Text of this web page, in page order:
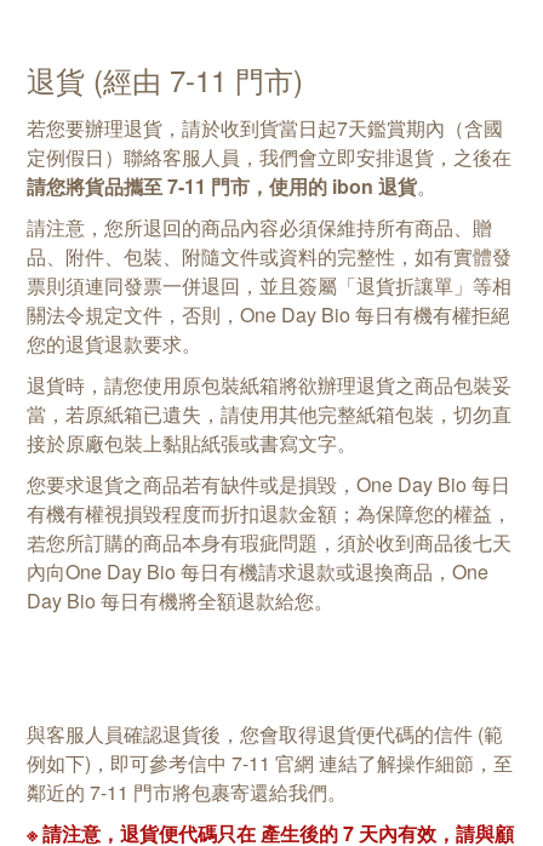
退貨 (經由 7-11 門市)
若您要辦理退貨，請於收到貨當日起7天鑑賞期內（含國
定例假日）聯絡客服人員，我們會立即安排退貨，之後在
請您將貨品攜至 7-11 門市，使用的 ibon 退貨。
請注意，您所退回的商品內容必須保維持所有商品、贈
品、附件、包裝、附隨文件或資料的完整性，如有實體發
票則須連同發票一併退回，並且簽屬「退貨折讓單」等相
關法令規定文件，否則，One Day Bio 每日有機有權拒絕
您的退貨退款要求。
退貨時，請您使用原包裝紙箱將欲辦理退貨之商品包裝妥
當，若原紙箱已遺失，請使用其他完整紙箱包裝，切勿直
接於原廠包裝上黏貼紙張或書寫文字。
您要求退貨之商品若有缺件或是損毀，One Day Bio 每日
有機有權視損毀程度而折扣退款金額；為保障您的權益，
若您所訂購的商品本身有瑕疵問題，須於收到商品後七天
內向One Day Bio 每日有機請求退款或退換商品，One
Day Bio 每日有機將全額退款給您。
與客服人員確認退貨後，您會取得退貨便代碼的信件 (範
例如下)，即可參考信中 7-11 官網 連結了解操作細節，至
鄰近的 7-11 門市將包裹寄還給我們。
※請注意，退貨便代碼只在 產生後的 7 天內有效，請與顧